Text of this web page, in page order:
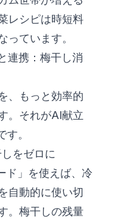
レシピは時短料
っています。
連携：梅干し消
、もっと効率的
。それがAI献立
す。
をゼロに
ド」を使えば、冷
自動的に使い切
。梅干しの残量